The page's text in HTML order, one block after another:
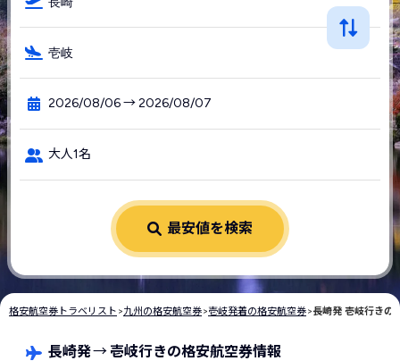
壱岐
2026/08/06 → 2026/08/07
大人1名
最安値を検索
格安航空券トラベリスト >九州の格安航空券>壱岐発着の格安航空券>長崎発 壱岐行きの
長崎発→ 壱岐行きの格安航空券情報